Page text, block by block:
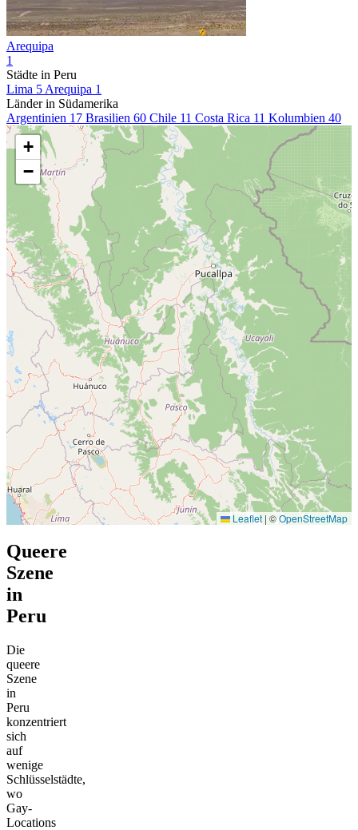
Arequipa
1
Städte in Peru
Lima 5 Arequipa 1
Länder in Südamerika
Argentinien 17 Brasilien 60 Chile 11 Costa Rica 11 Kolumbien 40
+
−
Leaflet | ©OpenStreetMap
Queere
Szene
in
Peru
Die
queere
Szene
in
Peru
konzentriert
sich
auf
wenige
Schlüsselstädte,
wo
Gay-
Locations